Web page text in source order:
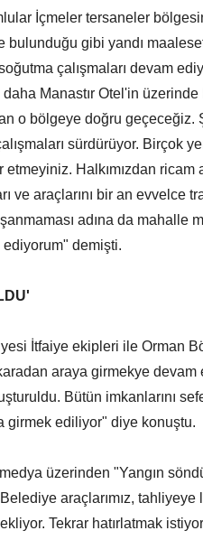
İçmeler tersaneler
bulunduğu gibi yandı
çalışmaları devam
Manastır Otel'in
o bölgeye doğru
sürdürüyor. Birçok
Halkımızdan ricam
ve araçlarını bir an evvelce
adına da mahalle
ediyorum" demişti.
İtfaiye ekipleri ile Orman
araya girmekye devam
Bütün imkanlarını
girmek ediliyor" diye konuştu.
üzerinden "Yangın
araçlarımız, tahliyeye
Tekrar hatırlatmak